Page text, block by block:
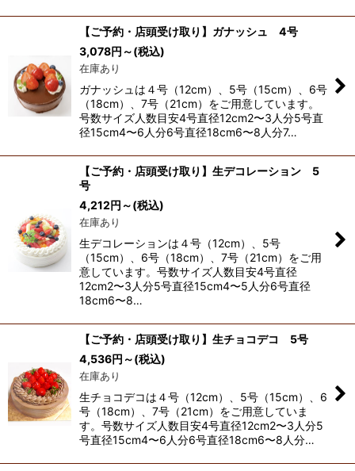
【ご予約・店頭受け取り】ガナッシュ 4号
3,078円 ～(税込)
在庫あり
ガナッシュは４号（12cm）、5号（15cm）、6号
（18cm）、7号（21cm）をご用意しています。
号数サイズ人数目安4号直径12cm2〜3人分5号直
径15cm4〜6人分6号直径18cm6〜8人分7…
【ご予約・店頭受け取り】生デコレーション 5
号
4,212円 ～(税込)
在庫あり
生デコレーションは４号（12cm）、5号
（15cm）、6号（18cm）、7号（21cm）をご用
意しています。号数サイズ人数目安4号直径
12cm2〜3人分5号直径15cm4〜5人分6号直径
18cm6〜8…
【ご予約・店頭受け取り】生チョコデコ 5号
4,536円 ～(税込)
在庫あり
生チョコデコは４号（12cm）、5号（15cm）、6
号（18cm）、7号（21cm）をご用意していま
す。号数サイズ人数目安4号直径12cm2〜3人分5
号直径15cm4〜6人分6号直径18cm6〜8人分…